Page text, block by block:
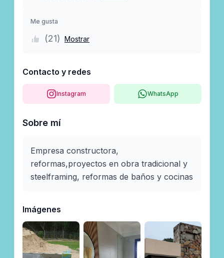
Me gusta
(21) Mostrar
Contacto y redes
Instagram WhatsApp
Sobre mí
Empresa constructora,
reformas,proyectos en obra tradicional y
steelframing, reformas de baños y cocinas
Imágenes